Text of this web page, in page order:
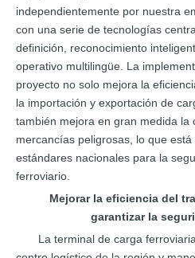
independientemente por nuestra
con una serie de tecnologías
definición, reconocimiento
operativo multilingüe. La
proyecto no solo mejora la
la importación y exportación de
también mejora en gran medida la
mercancías peligrosas, lo que
estándares nacionales para la
ferroviario.
Mejorar la eficiencia del
garantizar la
La terminal de carga